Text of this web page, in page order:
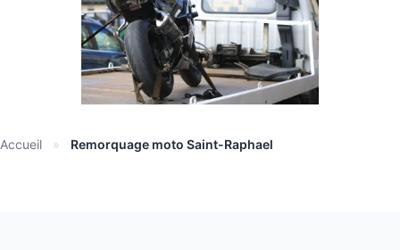
Accueil » Remorquage moto Saint-Raphael